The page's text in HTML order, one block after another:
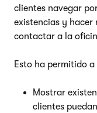
clientes navegar
existencias y hacer
contactar a la
Esto ha permitido
Mostrar
clientes